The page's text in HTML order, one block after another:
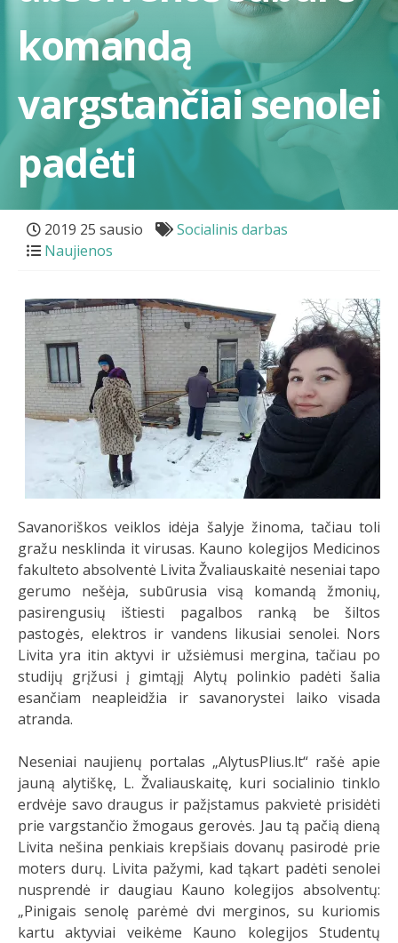
komandą
vargstančiai senolei
padėti
2019 25 sausio
Socialinis darbas
Naujienos
Savanoriškos veiklos idėja šalyje žinoma, tačiau toli
gražu nesklinda it virusas. Kauno kolegijos Medicinos
fakulteto absolventė Livita Žvaliauskaitė neseniai tapo
gerumo nešėja, subūrusia visą komandą žmonių,
pasirengusių ištiesti pagalbos ranką be šiltos
pastogės, elektros ir vandens likusiai senolei. Nors
Livita yra itin aktyvi ir užsiėmusi mergina, tačiau po
studijų grįžusi į gimtąjį Alytų polinkio padėti šalia
esančiam neapleidžia ir savanorystei laiko visada
atranda.
Neseniai naujienų portalas „AlytusPlius.lt“ rašė apie
jauną alytiškę, L. Žvaliauskaitę, kuri socialinio tinklo
erdvėje savo draugus ir pažįstamus pakvietė prisidėti
prie vargstančio žmogaus gerovės. Jau tą pačią dieną
Livita nešina penkiais krepšiais dovanų pasirodė prie
moters durų. Livita pažymi, kad tąkart padėti senolei
nusprendė ir daugiau Kauno kolegijos absolventų:
„Pinigais senolę parėmė dvi merginos, su kuriomis
kartu aktyviai veikėme Kauno kolegijos Studentų